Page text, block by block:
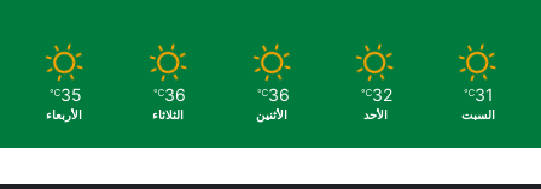
31
℃
السبت
32
℃
الأحد
36
℃
الأثنين
36
℃
الثلاثاء
35
℃
الأربعاء